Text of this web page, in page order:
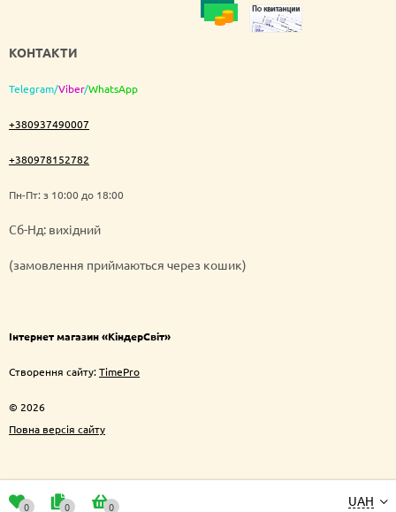
КОНТАКТИ
Telegram/Viber/WhatsApp
+380937490007
+380978152782
Пн-Пт: з 10:00 до 18:00
Cб-Нд: вихідний
(замовлення приймаються через кошик)
Інтернет магазин «КіндерСвіт»
Створення сайту:TimePro
© 2026
Повна версія сайту
UAH
0 0 0